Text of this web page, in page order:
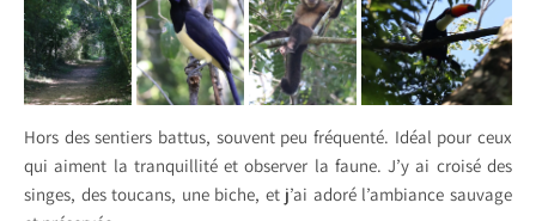
Hors des sentiers battus, souvent peu fréquenté. Idéal pour ceux
qui aiment la tranquillité et observer la faune. J’y ai croisé des
singes, des toucans, une biche, et j’ai adoré l’ambiance sauvage